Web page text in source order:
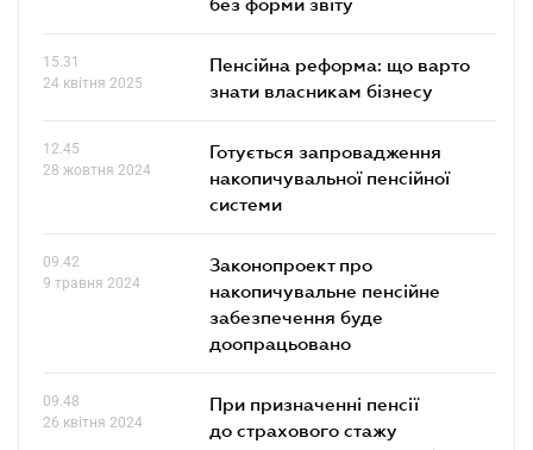
15.31
24 квітня 2025
Пенсійна реформа: що варто
знати власникам бізнесу
12.45
28 жовтня 2024
Готується запровадження
накопичувальної пенсійної
системи
09.42
9 травня 2024
Законопроект про
накопичувальне пенсійне
забезпечення буде
доопрацьовано
09.48
26 квітня 2024
При призначенні пенсії
до страхового стажу